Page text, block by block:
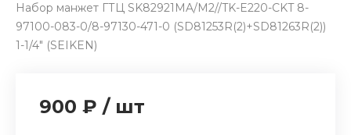
Набор манжет ГТЦ SK82921MA/M2//TK-E220-CKT 8-
97100-083-0/8-97130-471-0 (SD81253R(2)+SD81263R(2))
1-1/4" (SEIKEN)
900 ₽ / шт